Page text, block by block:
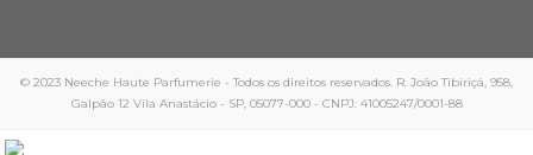
© 2023 Neeche Haute Parfumerie - Todos os direitos reservados. R. João Tibiriçá, 958,
Galpão 12 Vila Anastácio - SP, 05077-000 - CNPJ: 41005247/0001-88